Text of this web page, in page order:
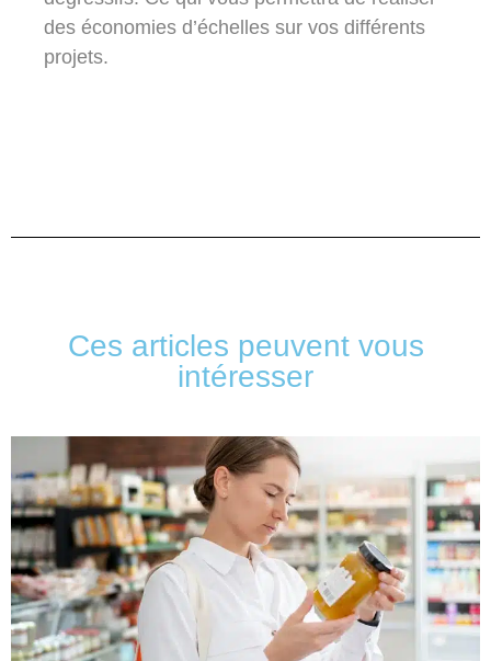
des économies d’échelles sur vos différents
projets.
Ces articles peuvent vous
intéresser